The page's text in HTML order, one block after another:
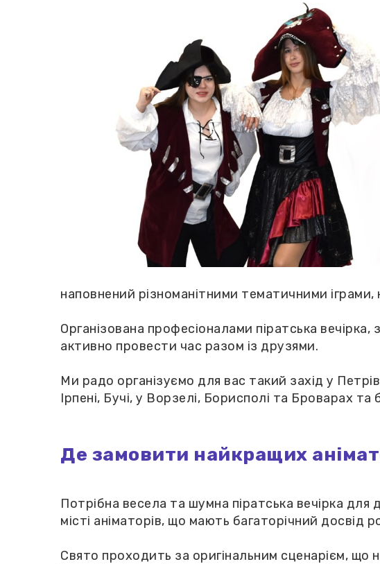
наповнений різноманітними тематичними
Організована професіоналами піратська
активно провести час разом із друзями.
Ми радо організуємо для вас такий захід у
Ірпені, Бучі, у Ворзелі, Борисполі та Броварах
Де замовити найкращих
Потрібна весела та шумна піратська вечірка
місті аніматорів, що мають багаторічний досвід
Свято проходить за оригінальним сценарієм, що